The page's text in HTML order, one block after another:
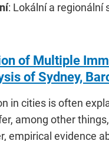
: Lokální a regionální
of Multiple
of Sydney,
in cities is often
among other
empirical evidence